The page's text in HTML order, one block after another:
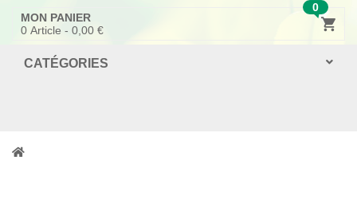
0
MON PANIER
0 Article - 0,00 €
CATÉGORIES